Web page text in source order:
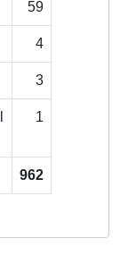
59
4
3
1
962